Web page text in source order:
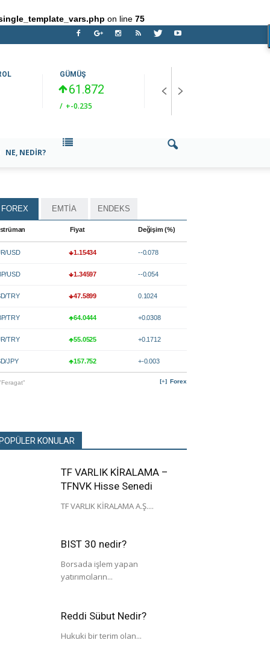
on line 75
GÜMÜŞ
61.872
/ +-0.235
55.0525
NE, NEDIR?
FOREX EMTİA ENDEKS
Fiyat Değişim (%)
USD 1.15434 --0.078
USD 1.34597 --0.054
TRY 47.5899 0.1024
TRY 64.0444 +0.0308
TRY 55.0525 +0.1712
JPY 157.752 +-0.003
Forex
POPÜLER KONULAR
TF VARLIK KİRALAMA –
TFNVK Hisse Senedi
TF VARLIK KİRALAMA A.Ş....
BIST 30 nedir?
Borsada işlem yapan
yatırımcıların...
Reddi Sübut Nedir?
Hukuki bir terim olan...